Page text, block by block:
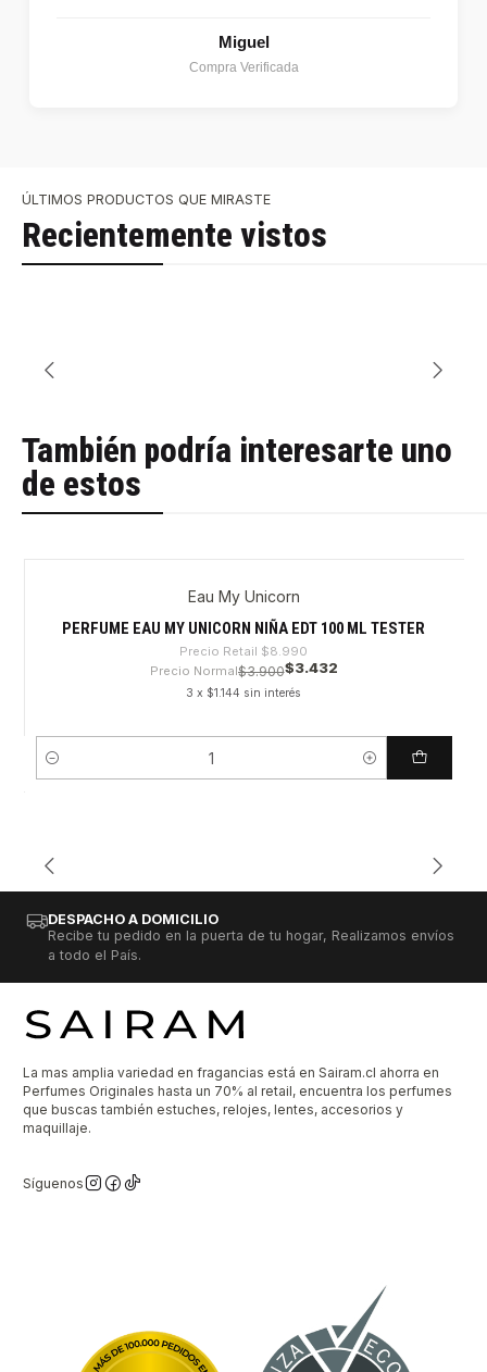
Miguel
Compra Verificada
ÚLTIMOS PRODUCTOS QUE MIRASTE
Recientemente vistos
También podría interesarte uno
de estos
Eau My Unicorn
PERFUME EAU MY UNICORN NIÑA EDT 100 ML TESTER
Precio Retail $8.990
Precio Normal$3.900$3.432
3 x $1.144 sin interés
Cantidad
DESPACHO A DOMICILIO
Recibe tu pedido en la puerta de tu hogar, Realizamos envíos
a todo el País.
La mas amplia variedad en fragancias está en Sairam.cl ahorra en
Perfumes Originales hasta un 70% al retail, encuentra los perfumes
que buscas también estuches, relojes, lentes, accesorios y
maquillaje.
Síguenos